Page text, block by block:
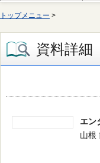
トップメニュー >
資料詳細
エン
山根